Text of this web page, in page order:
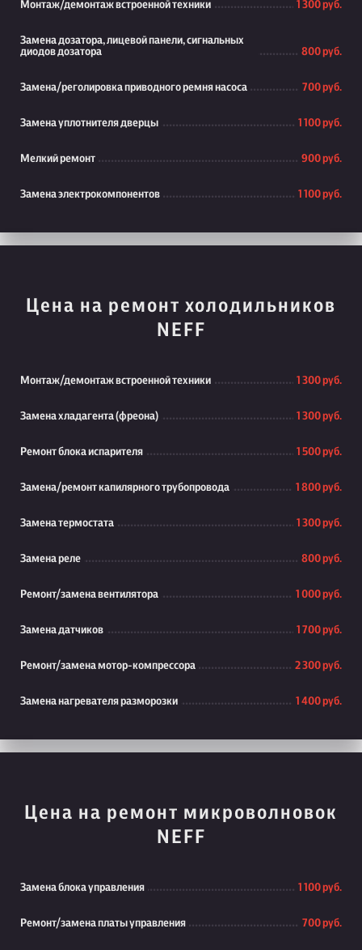
Монтаж/демонтаж встроенной техники 1 300 руб.
Замена дозатора, лицевой панели, сигнальных
диодов дозатора
800 руб.
Замена/реголировка приводного ремня насоса 700 руб.
Замена уплотнителя дверцы 1 100 руб.
Мелкий ремонт 900 руб.
Замена электрокомпонентов 1 100 руб.
Цена на ремонт холодильников
NEFF
Монтаж/демонтаж встроенной техники 1 300 руб.
Замена хладагента (фреона) 1 300 руб.
Ремонт блока испарителя 1 500 руб.
Замена/ремонт капилярного трубопровода 1 800 руб.
Замена термостата 1 300 руб.
Замена реле 800 руб.
Ремонт/замена вентилятора 1 000 руб.
Замена датчиков 1 700 руб.
Ремонт/замена мотор-компрессора 2 300 руб.
Замена нагревателя разморозки 1 400 руб.
Цена на ремонт микроволновок
NEFF
Замена блока управления 1 100 руб.
Ремонт/замена платы управления 700 руб.